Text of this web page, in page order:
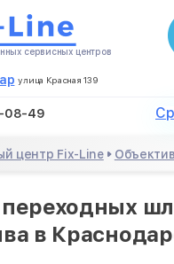
сервисных центров
улица Красная 139
08-49
центр Fix-Line Объектив
в